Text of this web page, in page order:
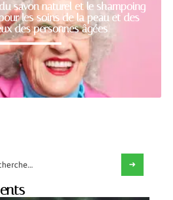
savon naturel et le shampoing
les soins de la peau et des
des personnes âgées